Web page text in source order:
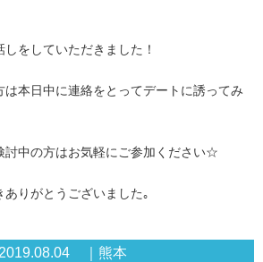
をしていただきました！
本日中に連絡をとってデートに誘ってみ
討中の方はお気軽にご参加ください☆
りがとうございました｡
2019.08.04 ｜熊本